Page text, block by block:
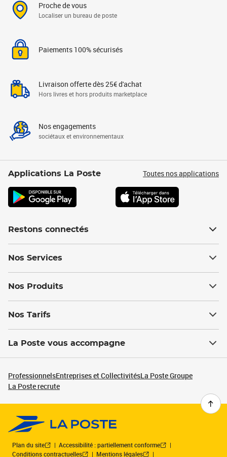
Proche de vous
Localiser un bureau de poste
Paiements 100% sécurisés
Livraison offerte dès 25€ d'achat
Hors livres et hors produits marketplace
Nos engagements
sociétaux et environnementaux
Applications La Poste Toutes nos applications
Restons connectés
Nos Services
Nos Produits
Nos Tarifs
La Poste vous accompagne
ProfessionnelsEntreprises et CollectivitésLa Poste Groupe
La Poste recrute
Plan du site
Accessibilité : partiellement conforme
Conditions contractuelles
Mentions légales